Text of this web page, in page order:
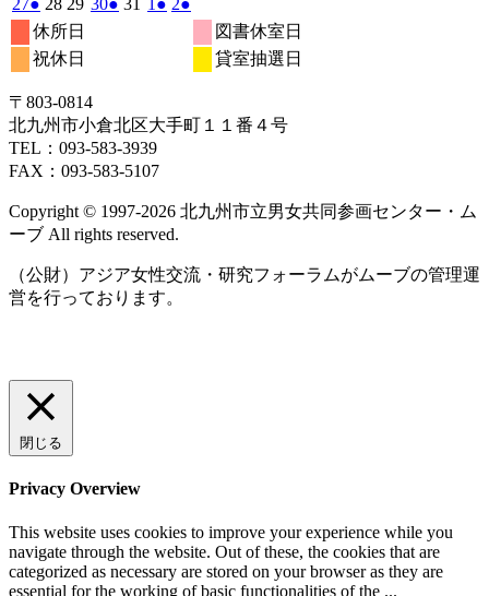
日ン
ト)
日日 日
日 日 日ン
ト)
6
日
ベ
ン
ト)
7
日
8
日
9
10 11 12
月
13
日
イ
ベ
ン
14
日
月 月
月 月 月
5
月
20
の
イ
ベ
ト)
5
月
21
5
月
27
年
5
月
日
●
件
の
イ
ベ
ン
ト)
28
年
5
月
日
29
日
30●
ン
ト)
31 1 ●
ン
ト)
2
年
●
件
の
イ
ン
ト)
休所日
図書休室日
祝休日
貸室抽選日
〒803‐0814
北九州市小倉北区大手町１１番４号
TEL：093‐583‐3939
FAX：093‐583‐5107
Copyright © 1997‐2026 北九州市立男女共同参画センター・ム
ーブ All rights reserved.
（公財）アジア女性交流・研究フォーラムがムーブの管理運
営を行っております。
閉じる
Privacy Overview
This website uses cookies to improve your experience while you
navigate through the website. Out of these, the cookies that are
categorized as necessary are stored on your browser as they are
essential for the working of basic functionalities of the ...